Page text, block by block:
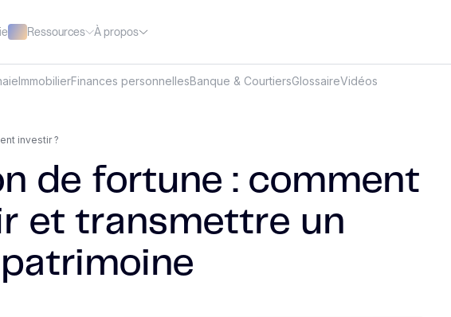
Ressources À propos
ImmobilierFinances personnellesBanque & CourtiersGlossaireVidéos
investir ?
de fortune : comment
et transmettre un